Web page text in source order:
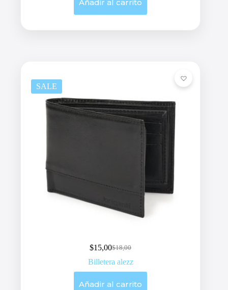
Añadir al carrito
SALE
$18,00
Original
price
was:
$15,00Current
price
is:
Billetera alezz
Añadir al carrito